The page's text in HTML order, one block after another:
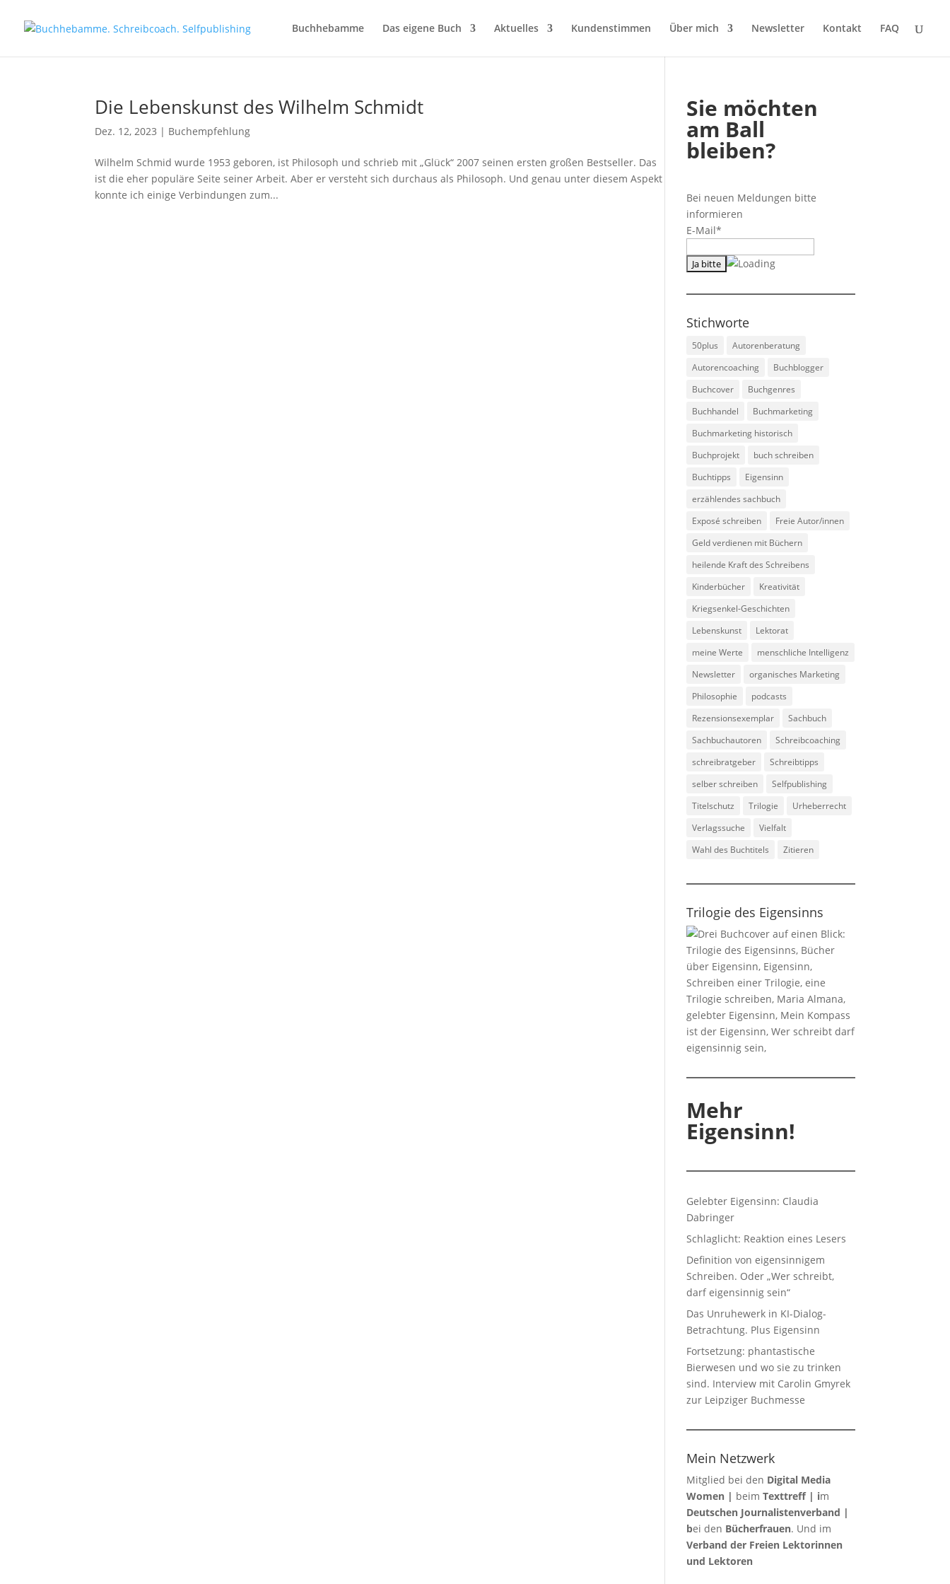
Buchhebamme Das eigene Buch Aktuelles Kundenstimmen Über mich Newsletter Kontakt FAQ
Die Lebenskunst des Wilhelm Schmidt
Dez. 12, 2023 | Buchempfehlung
Wilhelm Schmid wurde 1953 geboren, ist Philosoph und schrieb mit „Glück“ 2007 seinen ersten großen Bestseller. Das
ist die eher populäre Seite seiner Arbeit. Aber er versteht sich durchaus als Philosoph. Und genau unter diesem Aspekt
konnte ich einige Verbindungen zum...
Sie möchten
am Ball
bleiben?
Bei neuen Meldungen bitte
informieren
E-Mail*
Stichworte
50plus
Autorenberatung
Autorencoaching
Buchblogger
Buchcover
Buchgenres
Buchhandel
Buchmarketing
Buchmarketing historisch
Buchprojekt
buch schreiben
Buchtipps
Eigensinn
erzählendes sachbuch
Exposé schreiben
Freie Autor/innen
Geld verdienen mit Büchern
heilende Kraft des Schreibens
Kinderbücher
Kreativität
Kriegsenkel-Geschichten
Lebenskunst
Lektorat
meine Werte
menschliche Intelligenz
Newsletter
organisches Marketing
Philosophie
podcasts
Rezensionsexemplar
Sachbuch
Sachbuchautoren
Schreibcoaching
schreibratgeber
Schreibtipps
selber schreiben
Selfpublishing
Titelschutz
Trilogie
Urheberrecht
Verlagssuche
Vielfalt
Wahl des Buchtitels
Zitieren
Trilogie des Eigensinns
Mehr
Eigensinn!
Gelebter Eigensinn: Claudia
Dabringer
Schlaglicht: Reaktion eines Lesers
Definition von eigensinnigem
Schreiben. Oder „Wer schreibt,
darf eigensinnig sein“
Das Unruhewerk in KI-Dialog-
Betrachtung. Plus Eigensinn
Fortsetzung: phantastische
Bierwesen und wo sie zu trinken
sind. Interview mit Carolin Gmyrek
zur Leipziger Buchmesse
Mein Netzwerk
Mitglied bei den Digital Media
Women| beim Texttreff| im
Deutschen Journalistenverband |
bei den Bücherfrauen. Und im
Verband der Freien Lektorinnen
und Lektoren